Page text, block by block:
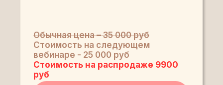
Обычная цена – 35 000 руб
Стоимость на следующем
вебинаре - 25 000 руб
Стоимость на распродаже 9900
руб